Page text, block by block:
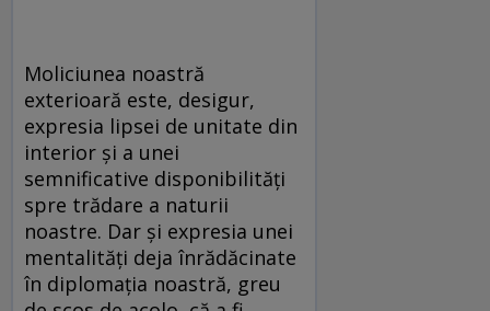
Moliciunea noastră
exterioară este, desigur,
expresia lipsei de unitate din
interior și a unei
semnificative disponibilități
spre trădare a naturii
noastre. Dar și expresia unei
mentalități deja înrădăcinate
în diplomația noastră, greu